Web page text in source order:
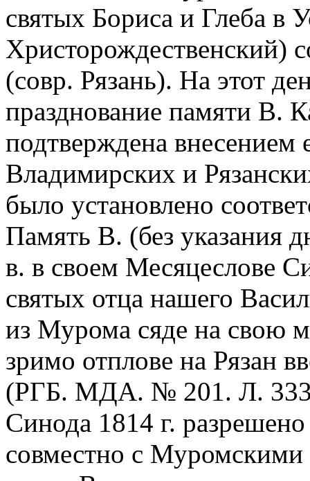
святых Бориса и Глеба в
Христорождественский)
(совр. Рязань). На этот
празднование памяти В.
подтверждена
Владимирских и
было установлено
Память В. (без указания
в. в своем Месяцеслове
святых отца нашего
из Мурома сяде на свою
зримо отплове на Рязан
(РГБ. МДА. № 201. Л. 333
Синода 1814 г.
совместно с Муромскими